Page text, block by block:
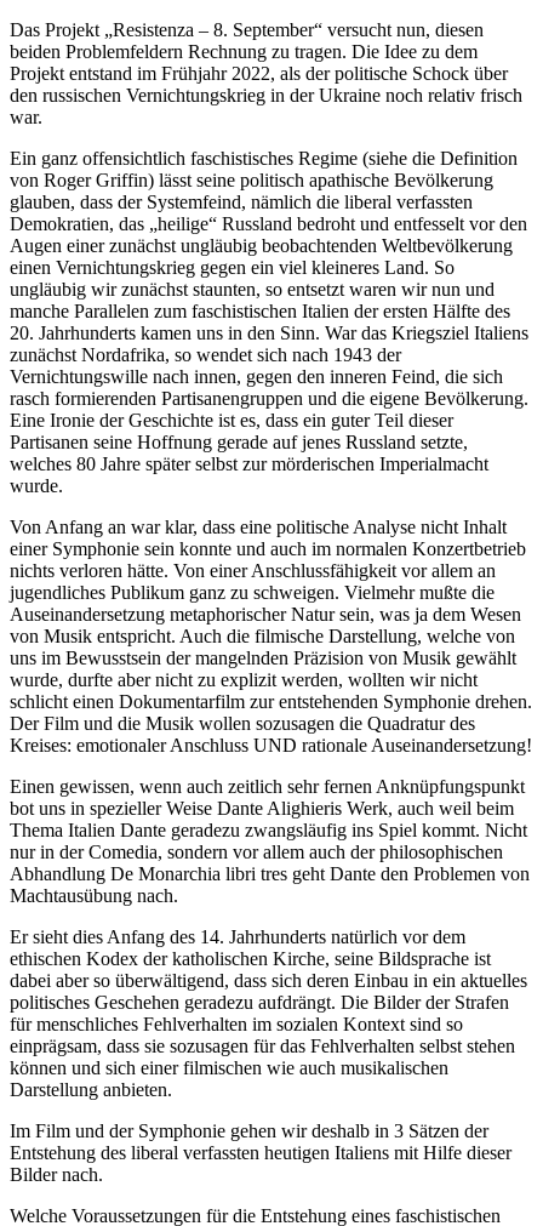
Das Projekt „Resistenza – 8. September“ versucht nun, diesen
beiden Problemfeldern Rechnung zu tragen. Die Idee zu dem
Projekt entstand im Frühjahr 2022, als der politische Schock über
den russischen Vernichtungskrieg in der Ukraine noch relativ frisch
war.
Ein ganz offensichtlich faschistisches Regime (siehe die Definition
von Roger Griffin) lässt seine politisch apathische Bevölkerung
glauben, dass der Systemfeind, nämlich die liberal verfassten
Demokratien, das „heilige“ Russland bedroht und entfesselt vor den
Augen einer zunächst ungläubig beobachtenden Weltbevölkerung
einen Vernichtungskrieg gegen ein viel kleineres Land. So
ungläubig wir zunächst staunten, so entsetzt waren wir nun und
manche Parallelen zum faschistischen Italien der ersten Hälfte des
20. Jahrhunderts kamen uns in den Sinn. War das Kriegsziel Italiens
zunächst Nordafrika, so wendet sich nach 1943 der
Vernichtungswille nach innen, gegen den inneren Feind, die sich
rasch formierenden Partisanengruppen und die eigene Bevölkerung.
Eine Ironie der Geschichte ist es, dass ein guter Teil dieser
Partisanen seine Hoffnung gerade auf jenes Russland setzte,
welches 80 Jahre später selbst zur mörderischen Imperialmacht
wurde.
Von Anfang an war klar, dass eine politische Analyse nicht Inhalt
einer Symphonie sein konnte und auch im normalen Konzertbetrieb
nichts verloren hätte. Von einer Anschlussfähigkeit vor allem an
jugendliches Publikum ganz zu schweigen. Vielmehr mußte die
Auseinandersetzung metaphorischer Natur sein, was ja dem Wesen
von Musik entspricht. Auch die filmische Darstellung, welche von
uns im Bewusstsein der mangelnden Präzision von Musik gewählt
wurde, durfte aber nicht zu explizit werden, wollten wir nicht
schlicht einen Dokumentarfilm zur entstehenden Symphonie drehen.
Der Film und die Musik wollen sozusagen die Quadratur des
Kreises: emotionaler Anschluss UND rationale Auseinandersetzung!
Einen gewissen, wenn auch zeitlich sehr fernen Anknüpfungspunkt
bot uns in spezieller Weise Dante Alighieris Werk, auch weil beim
Thema Italien Dante geradezu zwangsläufig ins Spiel kommt. Nicht
nur in der Comedia, sondern vor allem auch der philosophischen
Abhandlung De Monarchia libri tres geht Dante den Problemen von
Machtausübung nach.
Er sieht dies Anfang des 14. Jahrhunderts natürlich vor dem
ethischen Kodex der katholischen Kirche, seine Bildsprache ist
dabei aber so überwältigend, dass sich deren Einbau in ein aktuelles
politisches Geschehen geradezu aufdrängt. Die Bilder der Strafen
für menschliches Fehlverhalten im sozialen Kontext sind so
einprägsam, dass sie sozusagen für das Fehlverhalten selbst stehen
können und sich einer filmischen wie auch musikalischen
Darstellung anbieten.
Im Film und der Symphonie gehen wir deshalb in 3 Sätzen der
Entstehung des liberal verfassten heutigen Italiens mit Hilfe dieser
Bilder nach.
Welche Voraussetzungen für die Entstehung eines faschistischen